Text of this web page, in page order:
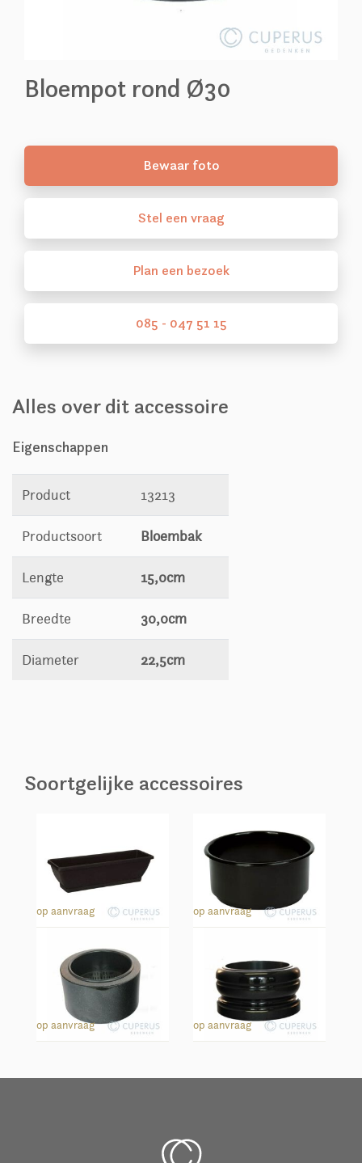
Bloempot rond Ø30
Bewaar foto
Stel een vraag
Plan een bezoek
085 - 047 51 15
Alles over dit accessoire
Eigenschappen
Product 13213
Productsoort Bloembak
Lengte 15,0cm
Breedte 30,0cm
Diameter 22,5cm
Soortgelijke accessoires
Binnenbak rechthoek
op aanvraag Binnenbak rond
op aanvraag
Bloempot rond Ø25
op aanvraag Bloempot rond Ø30
op aanvraag